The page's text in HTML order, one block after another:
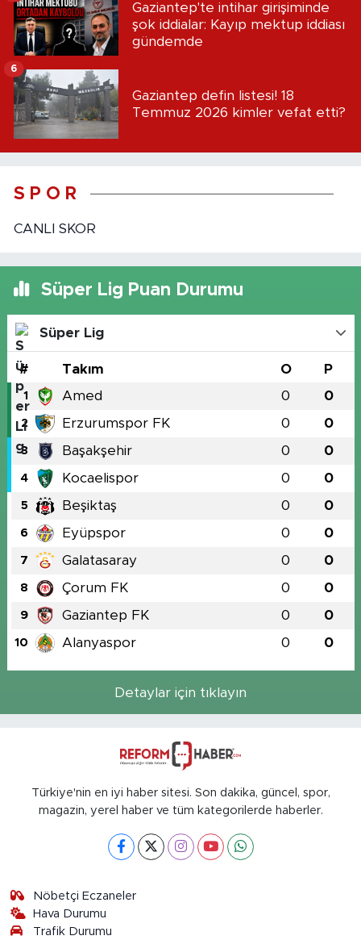
Gaziantep'te intihar girişiminde
şok iddialar: Kayıp mektup iddiası
gündemde
Gaziantep defin listesi! 18
Temmuz 2026 kimler vefat etti?
6
S P O R
CANLI SKOR
Süper Lig Puan Durumu
Süper Lig
# Takım O P
1 Amed 0 0
2 Erzurumspor FK 0 0
3 Başakşehir 0 0
4 Kocaelispor 0 0
5 Beşiktaş 0 0
6 Eyüpspor 0 0
7 Galatasaray 0 0
8 Çorum FK 0 0
9 Gaziantep FK 0 0
10 Alanyaspor 0 0
Detaylar için tıklayın
Türkiye'nin en iyi haber sitesi. Son dakika, güncel, spor,
magazin, yerel haber ve tüm kategorilerde haberler.
Nöbetçi Eczaneler
Hava Durumu
Trafik Durumu